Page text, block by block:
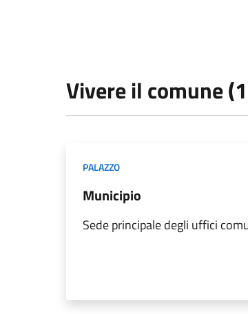
Vivere il comune
PALAZZO
Municipio
Sede principale degli uffici